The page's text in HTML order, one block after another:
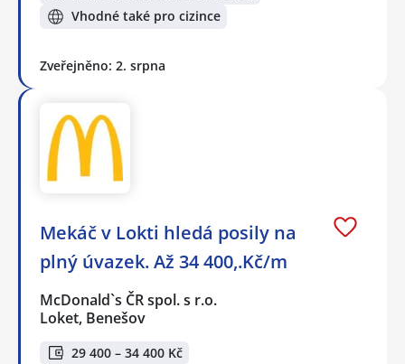
Vhodné také pro cizince
Zveřejněno: 2. srpna
Mekáč v Lokti hledá posily na
plný úvazek. Až 34 400,.Kč/m
McDonald`s ČR spol. s r.o.
Loket, Benešov
29 400 – 34 400 Kč